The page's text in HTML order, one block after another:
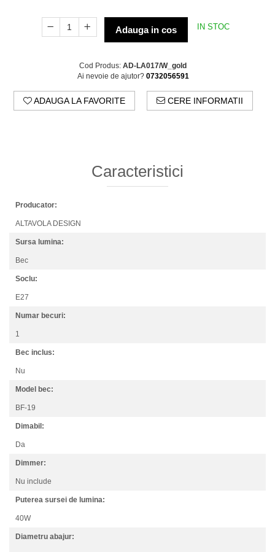
Adauga in cos IN STOC
Cod Produs: AD-LA017/W_gold
Ai nevoie de ajutor? 0732056591
ADAUGA LA FAVORITE CERE INFORMATII
Caracteristici
Producator:
ALTAVOLA DESIGN
Sursa lumina:
Bec
Soclu:
E27
Numar becuri:
1
Bec inclus:
Nu
Model bec:
BF-19
Dimabil:
Da
Dimmer:
Nu include
Puterea sursei de lumina:
40W
Diametru abajur: